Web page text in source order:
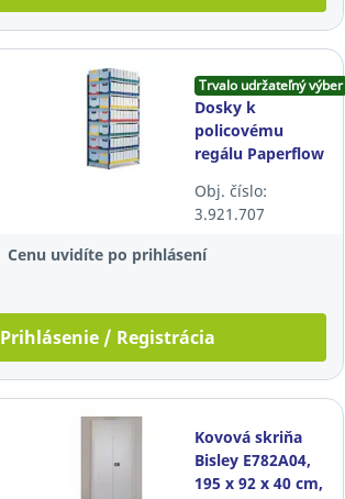
Trvalo udržateľný výber
Dosky k
policovému
regálu Paperflow
700 mm, 5
dosiek
Obj. číslo:
3.921.707
Cenu uvidíte po prihlásení
Prihlásenie / Registrácia
Kovová skriňa
Bisley E782A04,
195 x 92 x 40 cm,